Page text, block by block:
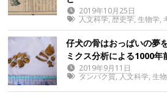
2019年10月25日
人文科学,歴史学, 生物学,
仔犬の骨はおっぱいの夢
ミクス分析による1000
2019年9月11日
タンパク質,人文科学, 生